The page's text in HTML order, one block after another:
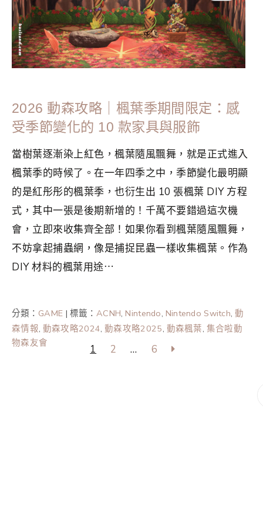
2026 動森攻略｜楓葉季期間限定：感
受季節變化的 10 款家具與服飾
當樹葉逐漸染上紅色，楓葉隨風飄舞，就是正式進入
楓葉季的時候了。在一年四季之中，季節變化最明顯
的是紅彤彤的楓葉季，也衍生出 10 張楓葉 DIY 方程
式，其中一張是後期新增的！千萬不要錯過這次機
會，立即來收集齊全部！如果你看到楓葉隨風飄舞，
不妨拿起捕蟲網，像是捕捉昆蟲一樣收集楓葉。作為
DIY 材料的楓葉用途⋯
分類： GAME |標籤：ACNH, Nintendo, Nintendo Switch,動
森情報, 動森攻略2024,動森攻略2025, 動森楓葉, 集合啦動
物森友會
1 2 ... 6